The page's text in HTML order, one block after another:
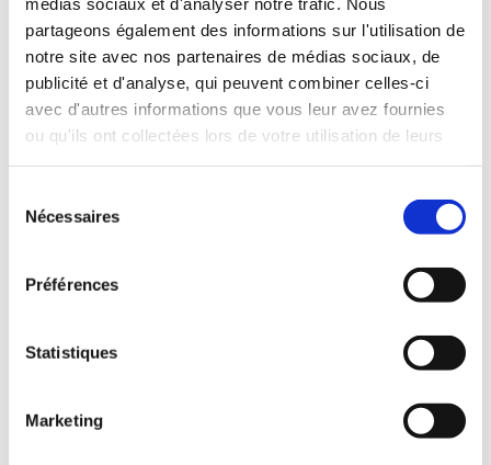
partageons également des informations sur l'utilisation de
notre site avec nos partenaires de médias sociaux, de
publicité et d'analyse, qui peuvent combiner celles-ci
avec d'autres informations que vous leur avez fournies
ou qu'ils ont collectées lors de votre utilisation de leurs
Nécessaires
Préférences
Statistiques
Marketing
NOTRE BUSTIER
DÉCOUVRIR